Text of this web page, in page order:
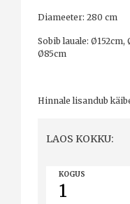
Diameeter: 280 cm
Sobib lauale:
Ø85cm
Hinnale lisandub
LAOS KOKKU:
KOGUS